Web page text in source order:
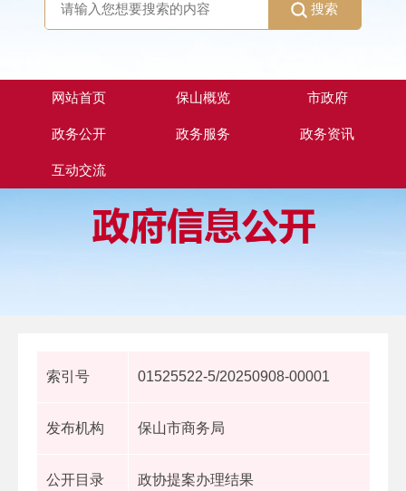
搜索
网站首页 保山概览 市政府
政务公开 政务服务 政务资讯
互动交流
索引号 01525522-5/20250908-00001
发布机构 保山市商务局
公开目录 政协提案办理结果